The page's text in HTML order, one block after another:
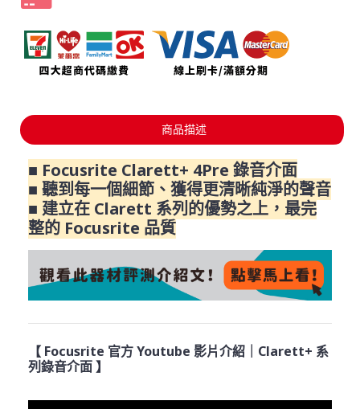
商品描述
■ Focusrite Clarett+ 4Pre 錄音介面
■ 聽到每一個細節、獲得更清晰純淨的聲音
■ 建立在 Clarett 系列的優勢之上，最完
整的 Focusrite 品質
【 Focusrite 官方 Youtube 影片介紹｜Clarett+ 系
列錄音介面 】